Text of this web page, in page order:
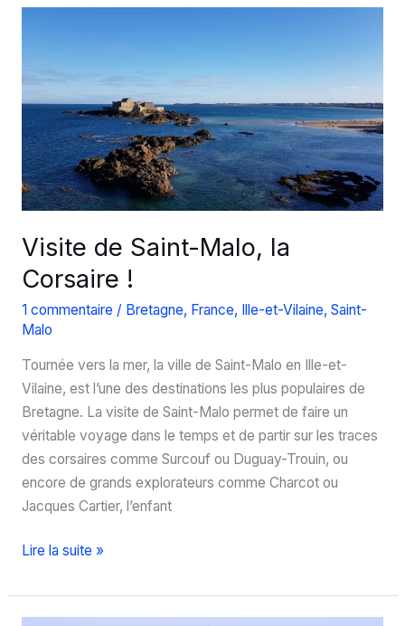
Saint-
Visite de Saint-Malo, la
Corsaire !
1 commentaire / Bretagne, France, Ille-et-Vilaine, Saint-
Malo
Tournée vers la mer, la ville de Saint-Malo en Ille-et-
Vilaine, est l’une des destinations les plus populaires de
Bretagne. La visite de Saint-Malo permet de faire un
véritable voyage dans le temps et de partir sur les traces
des corsaires comme Surcouf ou Duguay-Trouin, ou
encore de grands explorateurs comme Charcot ou
Jacques Cartier, l’enfant
Visite
Saint-
Malo,
Lire la suite »